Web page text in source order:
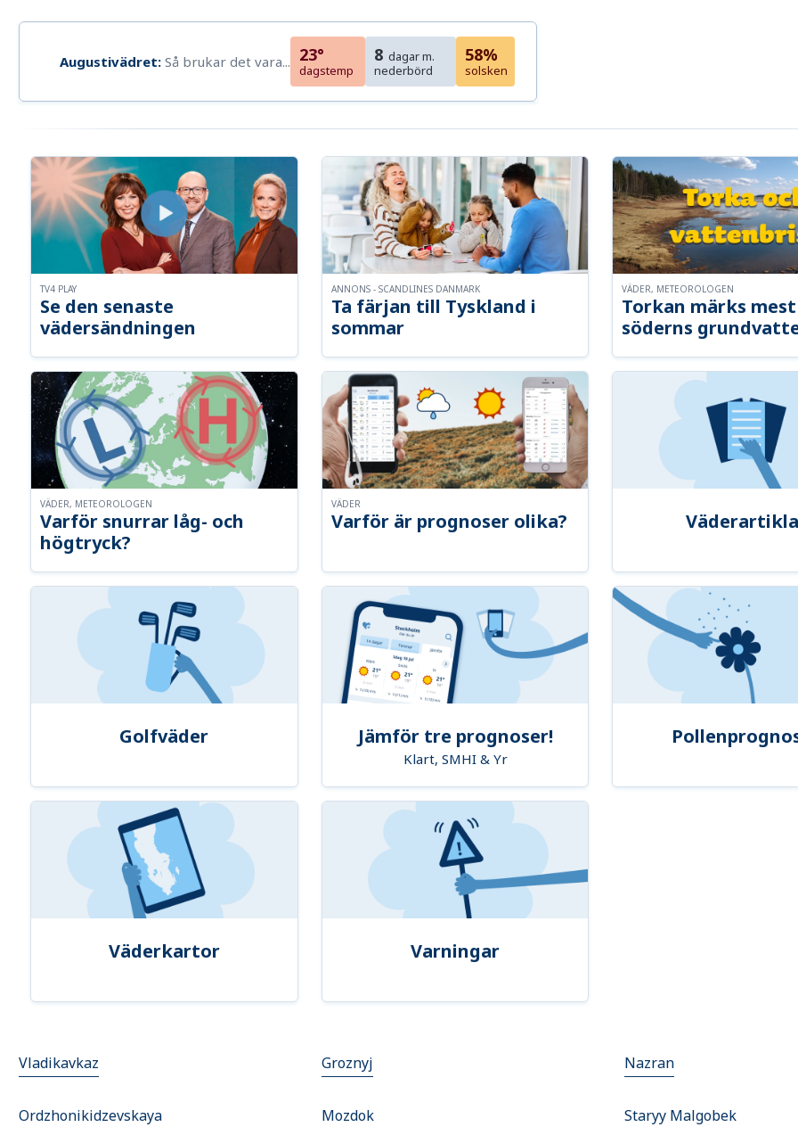
Augustivädret: Så brukar det vara... 23°
dagstemp
8 dagar m.
nederbörd
58%
solsken
Se den senaste
vädersändningen
TV4 PLAY
Ta färjan till Tyskland i
sommar
ANNONS - SCANDLINES DANMARK
Torkan märks
söderns
VÄDER, METEOROLOGEN
Varför snurrar låg- och
högtryck?
VÄDER, METEOROLOGEN
Varför är prognoser olika?
VÄDER
Golfväder Jämför tre prognoser!
Klart, SMHI & Yr
Väderkartor Varningar
Vladikavkaz Groznyj Nazran
Ordzhonikidzevskaya Mozdok Staryy Malgobek